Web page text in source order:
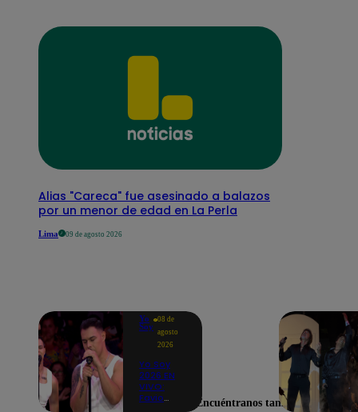
Alias "Careca" fue asesinado a balazos
por un menor de edad en La Perla
Lima 09 de agosto 2026
Yo
Soy
08 de
agosto
2026
Yo Soy
2026 EN
VIVO:
Favio
Encuéntranos también en